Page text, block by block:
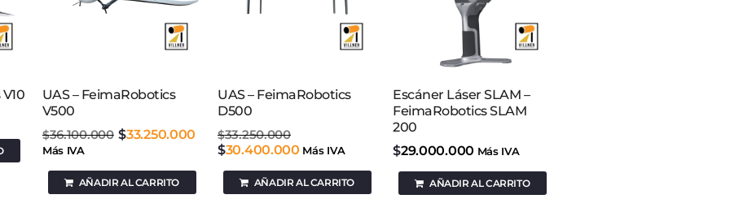
UAS – FeimaRobotics
V500
$36.100.000 $33.250.000
Más IVA
AÑADIR AL CARRITO
UAS – FeimaRobotics
D500
$33.250.000
$30.400.000 Más IVA
AÑADIR AL CARRITO
Escáner Láser SLAM –
FeimaRobotics SLAM
200
$29.000.000 Más IVA
AÑADIR AL CARRITO